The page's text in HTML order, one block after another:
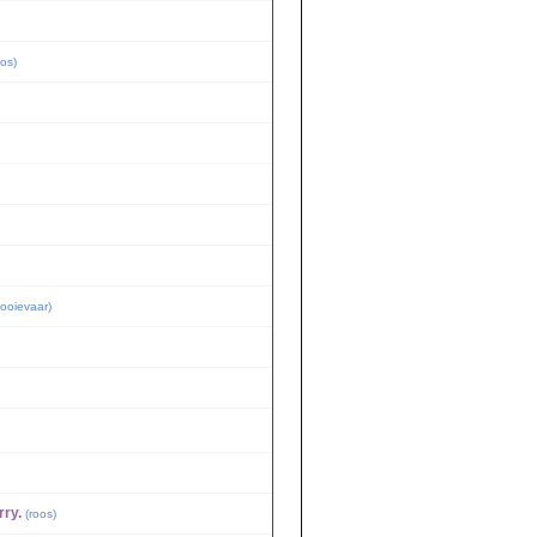
)
)
(roos)